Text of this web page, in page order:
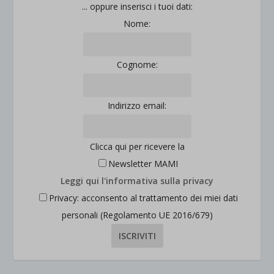
... oppure inserisci i tuoi dati:
Nome:
Cognome:
Indirizzo email:
Clicca qui per ricevere la
Newsletter MAMI
Leggi qui l'informativa sulla privacy
Privacy: acconsento al trattamento dei miei dati
personali (Regolamento UE 2016/679)